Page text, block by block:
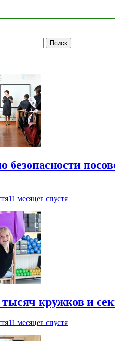
безопасности
11 месяцев спустя
тысяч кружков и
11 месяцев спустя